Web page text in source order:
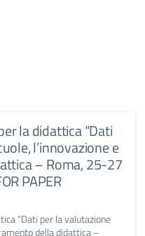
la didattica “Dati
l’innovazione e
– Roma, 25-27
PAPER
“Dati per la valutazione
della didattica –